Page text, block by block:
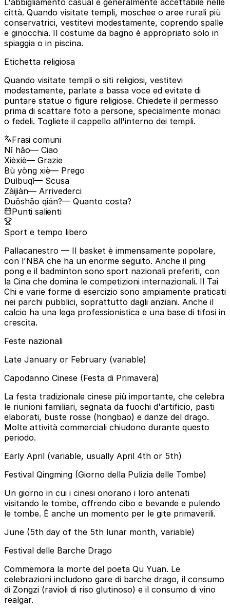
città. Quando visitate templi, moschee o aree rurali più
conservatrici, vestitevi modestamente, coprendo spalle
e ginocchia. Il costume da bagno è appropriato solo in
spiaggia o in piscina.
Etichetta religiosa
Quando visitate templi o siti religiosi, vestitevi
modestamente, parlate a bassa voce ed evitate di
puntare statue o figure religiose. Chiedete il permesso
prima di scattare foto a persone, specialmente monaci
o fedeli. Togliete il cappello all'interno dei templi.
Frasi comuni
Nǐ hǎo— Ciao
Xièxiè— Grazie
Bù yòng xiè— Prego
Duìbuqǐ— Scusa
Zàijiàn— Arrivederci
Duōshǎo qián?— Quanto costa?
Punti salienti
Sport e tempo libero
Pallacanestro — Il basket è immensamente popolare,
con l'NBA che ha un enorme seguito. Anche il ping
pong e il badminton sono sport nazionali preferiti, con
la Cina che domina le competizioni internazionali. Il Tai
Chi e varie forme di esercizio sono ampiamente praticati
nei parchi pubblici, soprattutto dagli anziani. Anche il
calcio ha una lega professionistica e una base di tifosi in
crescita.
Feste nazionali
Late January or February (variable)
Capodanno Cinese (Festa di Primavera)
La festa tradizionale cinese più importante, che celebra
le riunioni familiari, segnata da fuochi d'artificio, pasti
elaborati, buste rosse (hongbao) e danze del drago.
Molte attività commerciali chiudono durante questo
periodo.
Early April (variable, usually April 4th or 5th)
Festival Qingming (Giorno della Pulizia delle Tombe)
Un giorno in cui i cinesi onorano i loro antenati
visitando le tombe, offrendo cibo e bevande e pulendo
le tombe. È anche un momento per le gite primaverili.
June (5th day of the 5th lunar month, variable)
Festival delle Barche Drago
Commemora la morte del poeta Qu Yuan. Le
celebrazioni includono gare di barche drago, il consumo
di Zongzi (ravioli di riso glutinoso) e il consumo di vino
realgar.